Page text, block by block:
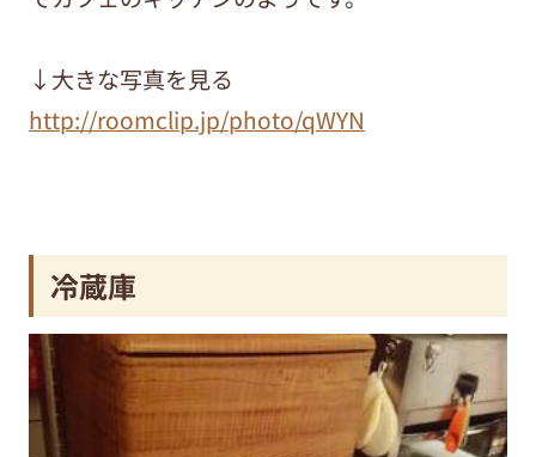
↓大きな写真を見る
http://roomclip.jp/photo/qWYN
冷蔵庫